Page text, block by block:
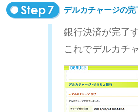
デルカチャージの完
銀行決済が完了
これでデルカチ